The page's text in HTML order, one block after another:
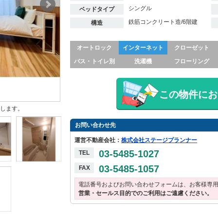
ます。
ベッドタイプ シングル
構造 鉄筋コンクリート造/6階建
オートロック インターネット
クローゼット
バス・トイレ別
洗濯機 フローリング
この物件に
お問い合わせ先
運営不動産会社： 株式会社ステージプランナー
TEL
03-5485-1027
FAX 03-5485-1057
電話番号およびお問い合わせフォームは、お客様専
営業・セールス目的でのご利用はご遠慮ください。